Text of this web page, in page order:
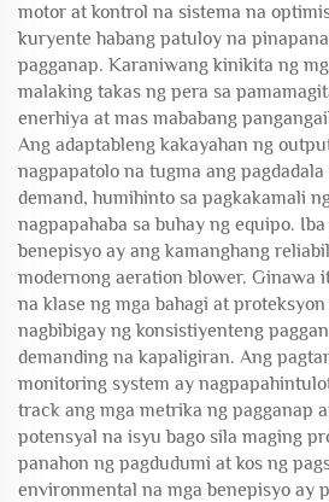
motor at kontrol na sistema na
kuryente habang patuloy na
pagganap. Karaniwang kinikita ng
malaking takas ng pera sa
enerhiya at mas mababang
Ang adaptableng kakayahan ng
nagpapatolo na tugma ang
demand, humihinto sa pagkakamali
nagpapahaba sa buhay ng equipo.
benepisyo ay ang kamanghang
modernong aeration blower. Ginawa
na klase ng mga bahagi at
nagbibigay ng konsistiyenteng
demanding na kapaligiran. Ang
monitoring system ay
track ang mga metrika ng pagganap
potensyal na isyu bago sila maging
panahon ng pagdudumi at kos ng
environmental na mga benepisyo ay